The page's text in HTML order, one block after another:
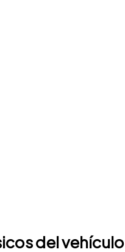
del vehículo